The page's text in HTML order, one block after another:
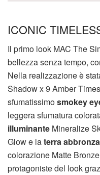
ICONIC
Il primo look MAC The
bellezza senza tempo,
Nella realizzazione è
Shadow x 9 Amber
sfumatissimosmokey
leggera sfumatura
illuminante Mineralize
Glow e laterra
colorazione Matte
protagoniste del look